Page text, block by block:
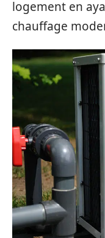
logement en
chauffage